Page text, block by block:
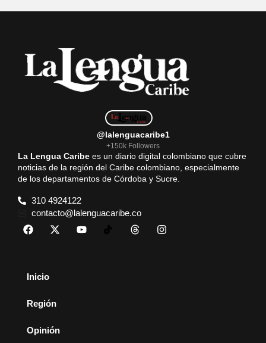
@lalenguacaribe1
+150k Followers
La Lengua Caribe es un diario digital colombiano que cubre
noticias de la región del Caribe colombiano, especialmente
de los departamentos de Córdoba y Sucre.
310 4924122
contacto@lalenguacaribe.co
Inicio
Región
Opinión